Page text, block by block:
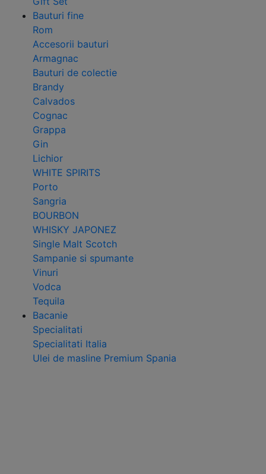
Bauturi fine
Rom
Accesorii bauturi
Armagnac
Bauturi de colectie
Brandy
Calvados
Cognac
Grappa
Gin
Lichior
WHITE SPIRITS
Porto
Sangria
BOURBON
WHISKY JAPONEZ
Single Malt Scotch
Sampanie si spumante
Vinuri
Vodca
Tequila
Bacanie
Specialitati
Specialitati Italia
Ulei de masline Premium Spania